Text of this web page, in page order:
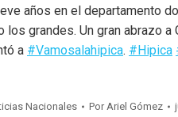
años en el departamento
grandes. Un gran abrazo
a #Vamosalahipica. #Hipica
Nacionales PorAriel Gómez